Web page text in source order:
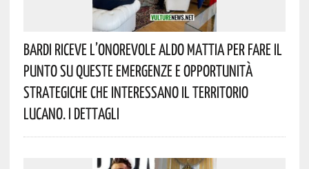
Bardi Riceve L’onorevole Aldo Mattia Per Fare Il
Punto Su Queste Emergenze E Opportunità
Strategiche Che Interessano Il Territorio
Lucano. I Dettagli